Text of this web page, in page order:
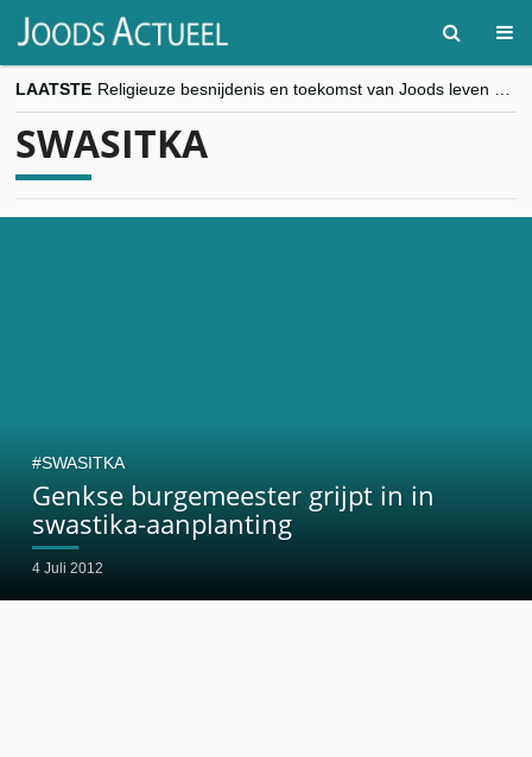
LAATSTE
“Besnijdenisdebat toont hoe moeilijk seculiere Westen minderheden begrijpt”, Jinnih Beels (Vooruit)
SWASITKA
Genkse burgemeester grijpt in in
swastika-aanplanting
4 Juli 2012
SWASITKA